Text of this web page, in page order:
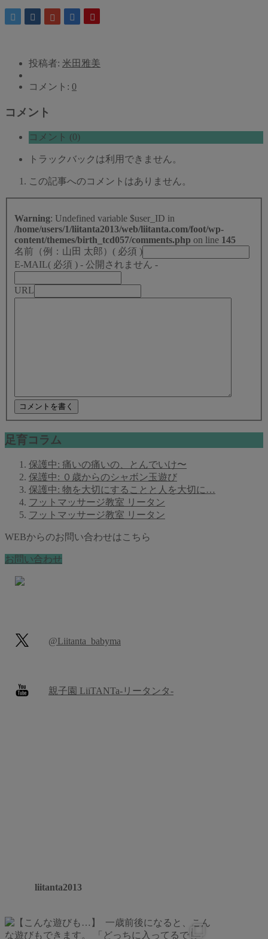
投稿者: 米田雅美
コメント: 0
コメント
コメント (0)
トラックバックは利用できません。
この記事へのコメントはありません。
Warning : Undefined variable $user_ID in
/home/users/1/liitanta2013/web/liitanta.com/foot/wp-
content/themes/birth_tcd057/comments.php on line 145
名前（例：山田 太郎） ( 必須 )
E-MAIL( 必須 ) - 公開されません -
URL
足育コラム
保護中: 痛いの痛いの、とんでいけ〜
保護中: ０歳からのシャボン玉遊び
保護中: 物を大切にすることと人を大切に…
フットマッサージ教室 リータン
フットマッサージ教室 リータン
WEBからのお問い合わせはこちら
お問い合わせ
@Liitanta_babyma
親子園 LiiTANTa-リータンタ-
liitanta2013